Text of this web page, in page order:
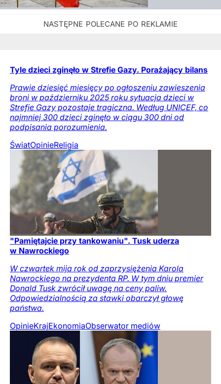
Tyle dzieci zginęło w Strefie Gazy. Porażający bilans
Prawie dziesięć miesięcy po ogłoszeniu zawieszenia
broni w październiku 2025 roku sytuacja dzieci w
Strefie Gazy pozostaje tragiczna. Według UNICEF, co
najmniej 300 dzieci zginęło w ciągu 300 dni od
podpisania porozumienia.
ŚwiatOpinieReligia
"Pamiętajcie przy tankowaniu". Tusk uderza
w Nawrockiego
W czwartek mija rok od zaprzysiężenia Karola
Nawrockiego na prezydenta RP. W tym dniu premier
Donald Tusk zwrócił uwagę na ceny paliw.
Odpowiedzialnością za stawki obarczył głowę
państwa.
OpinieKrajEkonomiaObserwator mediów